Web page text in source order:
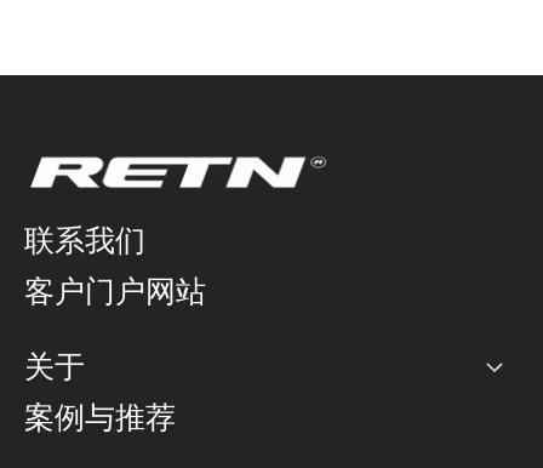
联系我们
客户门户网站
关于
公司
案例与推荐